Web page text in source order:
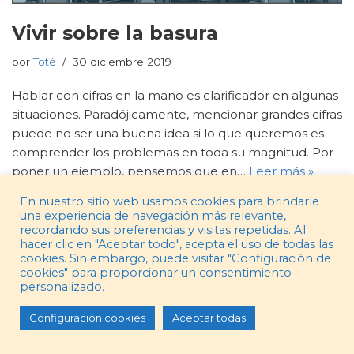
Vivir sobre la basura
porToté 30 diciembre 2019
Hablar con cifras en la mano es clarificador en algunas
situaciones. Paradójicamente, mencionar grandes cifras
puede no ser una buena idea si lo que queremos es
comprender los problemas en toda su magnitud. Por
poner un ejemplo, pensemos que en… Leer más »
En nuestro sitio web usamos cookies para brindarle
una experiencia de navegación más relevante,
recordando sus preferencias y visitas repetidas. Al
hacer clic en "Aceptar todo", acepta el uso de todas las
cookies. Sin embargo, puede visitar "Configuración de
cookies" para proporcionar un consentimiento
personalizado.
Configuración cookies Aceptar todas